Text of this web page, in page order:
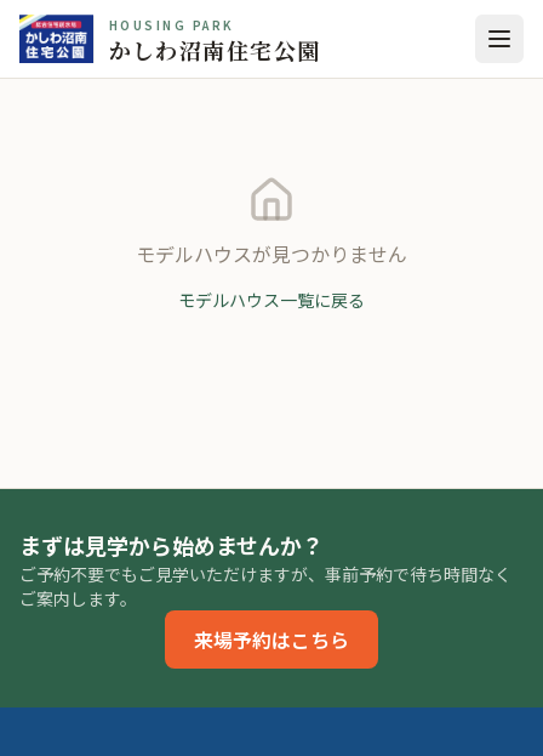
HOUSING PARK
かしわ沼南住宅公園
モデルハウスが見つかりません
モデルハウス一覧に戻る
まずは見学から始めませんか？
ご予約不要でもご見学いただけますが、事前予約で待ち時間なく
ご案内します。
来場予約はこちら